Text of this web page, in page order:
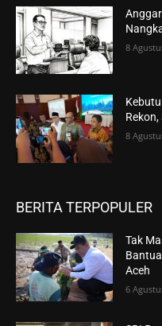
8
8
BERITA TERPOPULER
Tak
Aceh
6